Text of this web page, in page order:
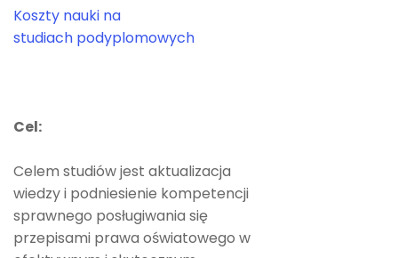
Koszty nauki na
studiach podyplomowych
Cel:
Celem studiów jest aktualizacja
wiedzy i podniesienie kompetencji
sprawnego posługiwania się
przepisami prawa oświatowego w